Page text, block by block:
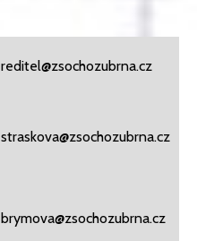
reditel@zsochozubrna.cz
straskova@zsochozubrna.cz
brymova@zsochozubrna.cz